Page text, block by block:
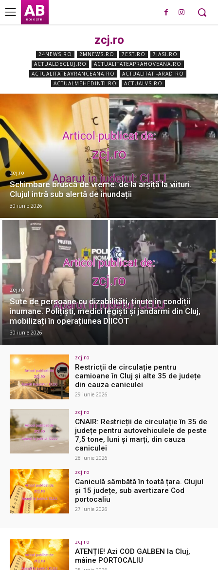
AB
ROBO ȘTIRI
zcj.ro
24NEWS.RO 2MNEWS.RO 7EST.RO
7IASI.RO
ACTUALDECLUJ.RO
ACTUALITATEAPRAHOVEANA.RO
ACTUALITATEAVRANCEANA.RO
ACTUALITATI-ARAD.RO
ACTUALMEHEDINTI.RO
ACTUALVS.RO
zcj.ro
Schimbare bruscă de vreme: de la arșiță la viituri.
Clujul intră sub alertă de inundații
30 iunie 2026
zcj.ro
Sute de persoane cu dizabilități, ținute în condiții
inumane. Polițiști, medici legiști și jandarmi din Cluj,
mobilizați în operațiunea DIICOT
30 iunie 2026
zcj.ro
Restricții de circulație pentru
camioane în Cluj și alte 35 de județe
din cauza caniculei
29 iunie 2026
zcj.ro
CNAIR: Restricții de circulație în 35 de
județe pentru autovehiculele de peste
7,5 tone, luni și marți, din cauza
caniculei
28 iunie 2026
zcj.ro
Caniculă sâmbătă în toată țara. Clujul
și 15 județe, sub avertizare Cod
portocaliu
27 iunie 2026
zcj.ro
ATENȚIE! Azi COD GALBEN la Cluj,
mâine PORTOCALIU